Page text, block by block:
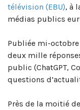
télévision (EBU), à
médias publics
Publiée mi-octobre
deux mille
public (ChatGPT,
questions
Près de la moitié